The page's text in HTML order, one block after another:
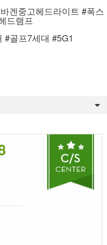
겐중고헤드라이트 #폭스
드램프
#골프7세대 #5G1